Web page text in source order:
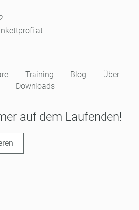
Training Blog
Über
Downloads
auf dem Laufenden!